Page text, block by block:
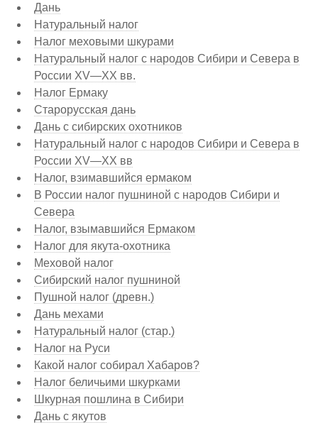
Дань
Натуральный налог
Налог меховыми шкурами
Натуральный налог с народов Сибири и Севера в
России XV—XX вв.
Налог Ермаку
Старорусская дань
Дань с сибирских охотников
Натуральный налог с народов Сибири и Севера в
России XV—XX вв
Налог, взимавшийся ермаком
В России налог пушниной с народов Сибири и
Севера
Налог, взымавшийся Ермаком
Налог для якута-охотника
Меховой налог
Сибирский налог пушниной
Пушной налог (древн.)
Дань мехами
Натуральный налог (стар.)
Налог на Руси
Какой налог собирал Хабаров?
Налог беличьими шкурками
Шкурная пошлина в Сибири
Дань с якутов